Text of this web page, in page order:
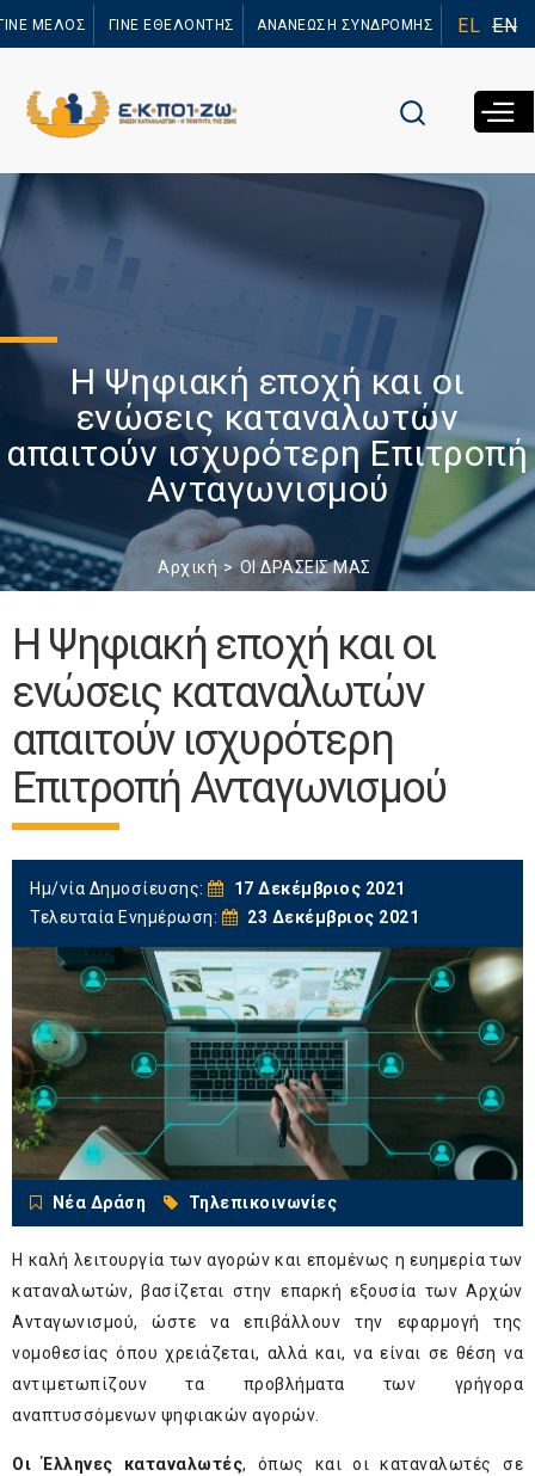
προς το
ΜΕΛΟΣ ΓΙΝΕ ΕΘΕΛΟΝΤΗΣ ΑΝΑΝΕΩΣΗ ΣΥΝΔΡΟΜΗΣ EL EN
Η Ψηφιακή εποχή και οι
ενώσεις καταναλωτών
απαιτούν ισχυρότερη Επιτροπή
Ανταγωνισμού
Αρχική ΟΙ ΔΡΑΣΕΙΣ ΜΑΣ
Η Ψηφιακή εποχή και οι
ενώσεις καταναλωτών
απαιτούν ισχυρότερη
Επιτροπή Ανταγωνισμού
Ημ/νία Δημοσίευσης:
17 Δεκέμβριος 2021
Τελευταία Ενημέρωση:
23 Δεκέμβριος 2021
Νέα Δράση Τηλεπικοινωνίες
Η καλή λειτουργία των αγορών και επομένως η ευημερία των
καταναλωτών, βασίζεται στην επαρκή εξουσία των Αρχών
Ανταγωνισμού, ώστε να επιβάλλουν την εφαρμογή της
νομοθεσίας όπου χρειάζεται, αλλά και, να είναι σε θέση να
αντιμετωπίζουν τα προβλήματα των γρήγορα
αναπτυσσόμενων ψηφιακών αγορών.
Οι Έλληνες καταναλωτές, όπως και οι καταναλωτές σε